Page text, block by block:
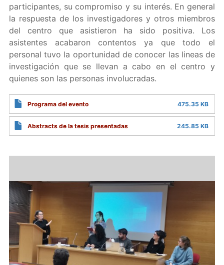
participantes, su compromiso y su interés. En general
la respuesta de los investigadores y otros miembros
del centro que asistieron ha sido positiva. Los
asistentes acabaron contentos ya que todo el
personal tuvo la oportunidad de conocer las lineas de
investigación que se llevan a cabo en el centro y
quienes son las personas involucradas.
Programa del evento 475.35 KB
Abstracts de la tesis presentadas 245.85 KB